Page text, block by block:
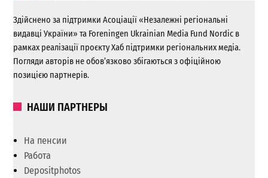
Здійснено за підтримки Асоціації «Незалежні регіональні
видавці України» та Foreningen Ukrainian Media Fund Nordic в
рамках реалізації проєкту Хаб підтримки регіональних медіа.
Погляди авторів не обов’язково збігаються з офіційною
позицією партнерів.
НАШИ ПАРТНЕРЫ
На пенсии
Работа
Depositphotos